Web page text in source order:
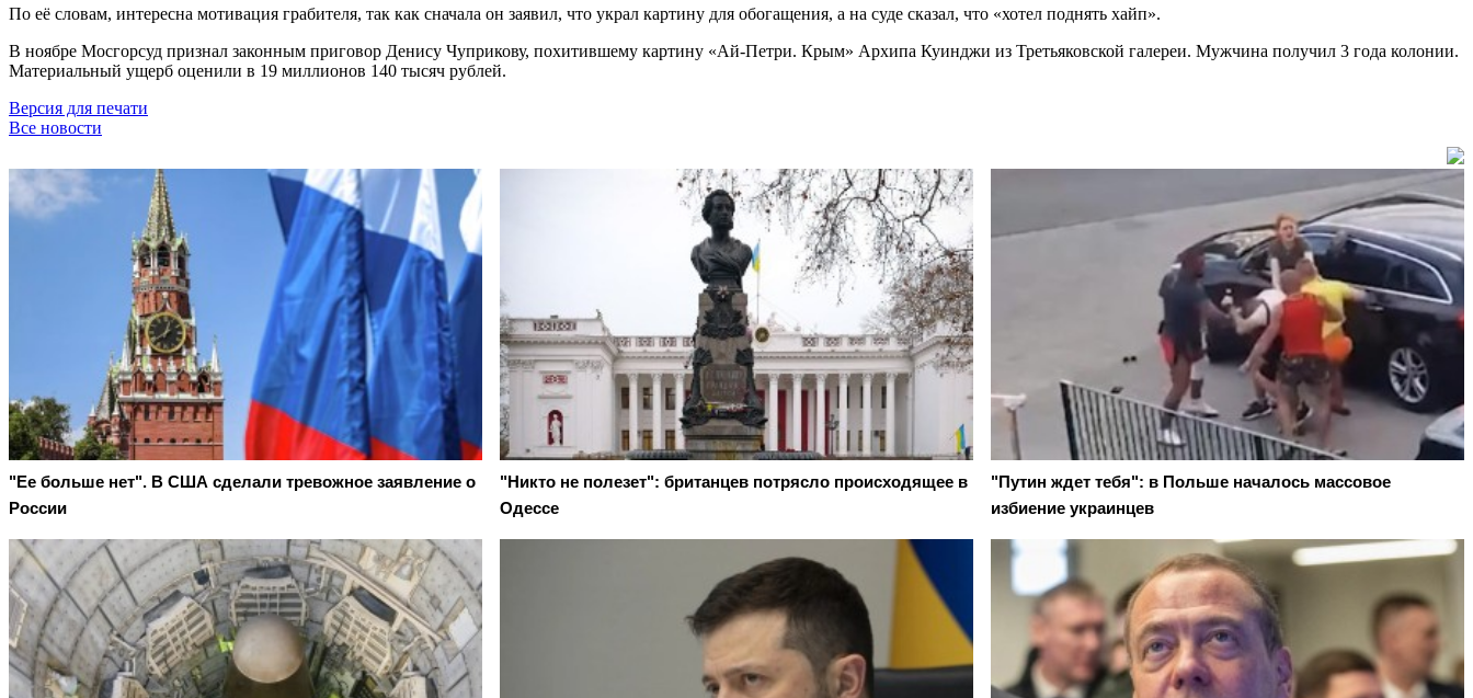
По её словам, интересна мотивация грабителя, так как сначала он заявил, что украл картину для обогащения, а на суде сказал, что «хотел поднять хайп».
В ноябре Мосгорсуд признал законным приговор Денису Чуприкову, похитившему картину «Ай-Петри. Крым» Архипа Куинджи из Третьяковской галереи. Мужчина получил 3 года колонии.
Материальный ущерб оценили в 19 миллионов 140 тысяч рублей.
Версия для печати
Все новости
"Ее больше нет". В США сделали тревожное заявление о
России
"Никто не полезет": британцев потрясло происходящее в
Одессе
"Путин ждет тебя": в Польше началось массовое
избиение украинцев